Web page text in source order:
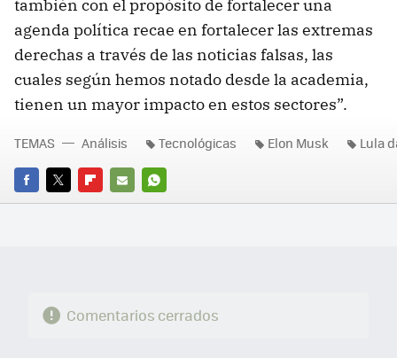
también con el propósito de fortalecer una
agenda política recae en fortalecer las extremas
derechas a través de las noticias falsas, las
cuales según hemos notado desde la academia,
tienen un mayor impacto en estos sectores”.
FACEBOOK
TWITTERFLIPBOARD
E-
WHATSAPP
TEMAS Análisis Tecnológicas Elon Musk Lula
Comentarios cerrados